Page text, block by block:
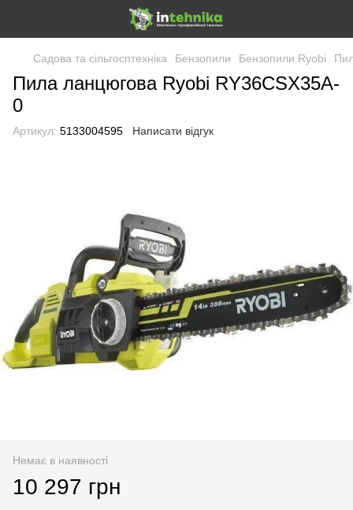
Садова та сільгосптехніка Бензопили Бензопили Ryobi
Пила ланцюгова Ryobi RY36CSX35A-
0
Артикул: 5133004595 Написати відгук
Немає в наявності
10 297 грн